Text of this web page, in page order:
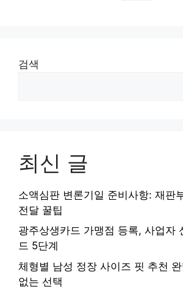
검색
최신 글
소액심판 변론기일 준비사항: 재판
전달 꿀팁
광주상생카드 가맹점 등록, 사업자
드 5단계
체형별 남성 정장 사이즈 핏 추천
없는 선택